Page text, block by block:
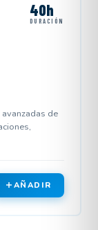
40h
DURACIÓN
de
AÑADIR